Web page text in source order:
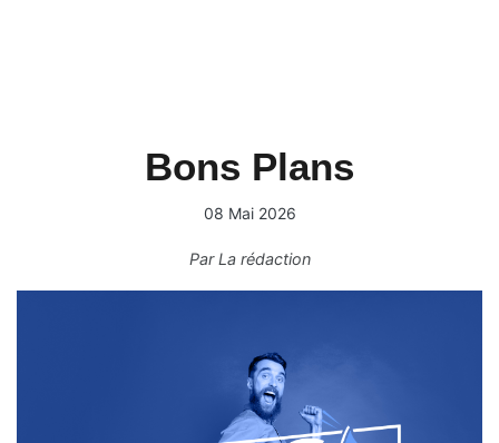
Bons Plans
08 Mai 2026
ParLa rédaction